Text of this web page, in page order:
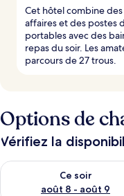
Cet hôtel combine
affaires et des postes
portables avec des
repas du soir. Les
parcours de 27 trous.
Options de
Vérifiez la
Ce soir
août 8 - août 9
Vérifier la disponibilité